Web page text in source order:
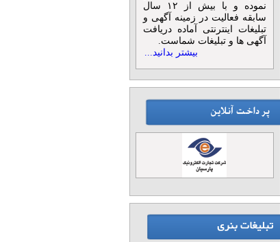
نموده و با بیش از ۱۲ سال
سابقه فعالیت در زمینه آگهی و
تبلیغات اینترنتی آماده دریافت
آگهی ها و تبلیغات شماست.
بیشتر بدانید...